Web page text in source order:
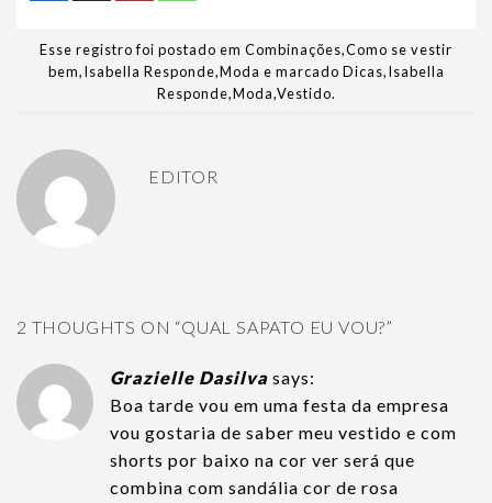
Esse registro foi postado em Combinações,Como se vestir
bem,Isabella Responde,Moda e marcado Dicas,Isabella
Responde,Moda,Vestido.
EDITOR
2 THOUGHTS ON “QUAL SAPATO EU VOU?”
Grazielle Dasilva says:
Boa tarde vou em uma festa da empresa
vou gostaria de saber meu vestido e com
shorts por baixo na cor ver será que
combina com sandália cor de rosa